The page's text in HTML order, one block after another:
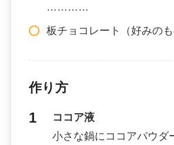
…………
板チョコレート（好みの
作り方
ココア液
小さな鍋にココアパウダ